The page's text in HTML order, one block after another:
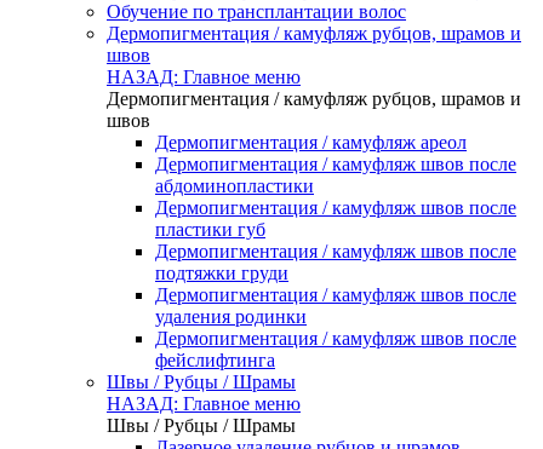
Обучение по трансплантации волос
Дермопигментация / камуфляж рубцов, шрамов и
швов
НАЗАД: Главное меню
Дермопигментация / камуфляж рубцов, шрамов и
швов
Дермопигментация / камуфляж ареол
Дермопигментация / камуфляж швов после
абдоминопластики
Дермопигментация / камуфляж швов после
пластики губ
Дермопигментация / камуфляж швов после
подтяжки груди
Дермопигментация / камуфляж швов после
удаления родинки
Дермопигментация / камуфляж швов после
фейслифтинга
Швы / Рубцы / Шрамы
НАЗАД: Главное меню
Швы / Рубцы / Шрамы